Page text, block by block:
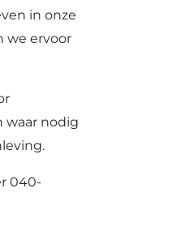
in onze
we ervoor
waar nodig
040-